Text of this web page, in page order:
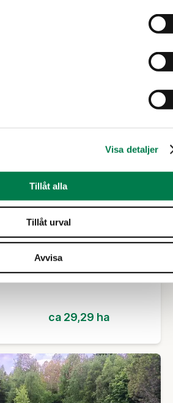
Visa detaljer
Tillåt alla
Tillåt urval
Avvisa
32:65 och/ja del
32:29,
Lapväärtti
ca 29,29 ha